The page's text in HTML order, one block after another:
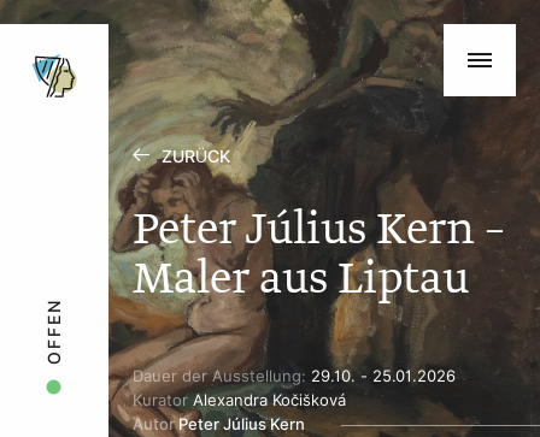
ZURÜCK
Peter Július Kern –
Maler aus Liptau
Dauer der Ausstellung: 29.10. - 25.01.2026
KuratorAlexandra Kočišková
AutorPeter Július Kern
OFFEN